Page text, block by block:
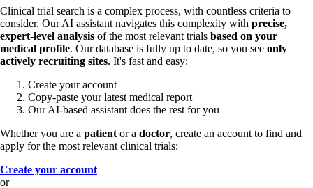
Clinical trial search is a complex process, with countless criteria to
consider. Our AI assistant navigates this complexity with precise,
expert-level analysis of the most relevant trials based on your
medical profile. Our database is fully up to date, so you see only
actively recruiting sites. It's fast and easy:
Create your account
Copy-paste your latest medical report
Our AI-based assistant does the rest for you
Whether you are a patient or a doctor, create an account to find and
apply for the most relevant clinical trials:
Create your account
or